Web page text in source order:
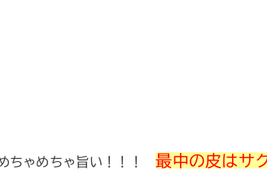
ちゃめちゃ旨い！！！最中の皮はサ